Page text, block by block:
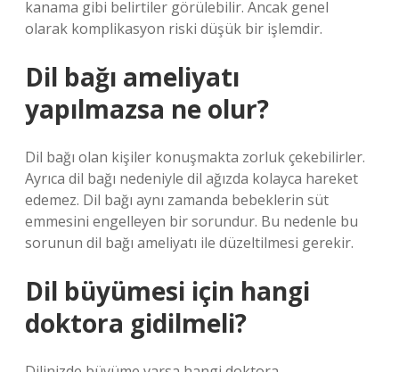
kanama gibi belirtiler görülebilir. Ancak genel
olarak komplikasyon riski düşük bir işlemdir.
Dil bağı ameliyatı
yapılmazsa ne olur?
Dil bağı olan kişiler konuşmakta zorluk çekebilirler.
Ayrıca dil bağı nedeniyle dil ağızda kolayca hareket
edemez. Dil bağı aynı zamanda bebeklerin süt
emmesini engelleyen bir sorundur. Bu nedenle bu
sorunun dil bağı ameliyatı ile düzeltilmesi gerekir.
Dil büyümesi için hangi
doktora gidilmeli?